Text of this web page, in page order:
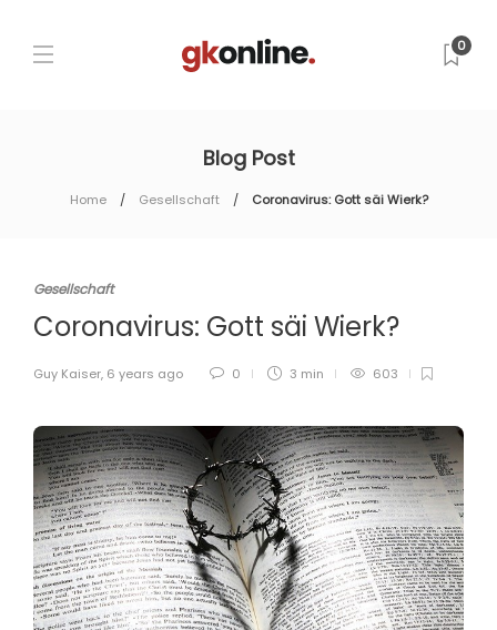
0
Blog Post
Home Gesellschaft Coronavirus: Gott säi Wierk?
Gesellschaft
Coronavirus: Gott säi Wierk?
Guy Kaiser, 6 years ago 0 3 min 603